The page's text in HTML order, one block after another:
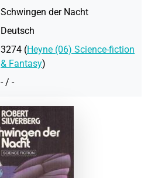
Schwingen der Nacht
Deutsch
3274 (Heyne (06) Science-fiction
& Fantasy)
- / -